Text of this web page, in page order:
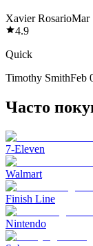
Xavier RosarioMar
4.9
Quick
Timothy SmithFeb
Часто
7-Eleven
Walmart
Finish Line
Nintendo